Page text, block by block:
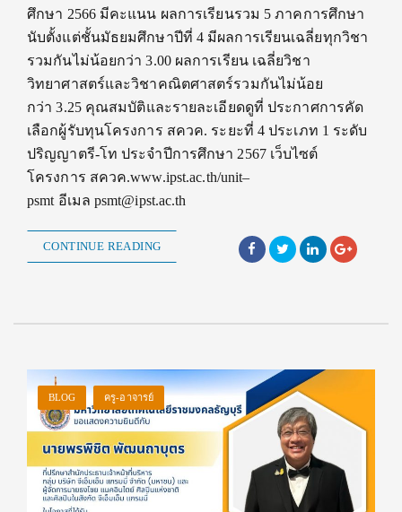
ศึกษา 2566 มีคะแนน ผลการเรียนรวม 5 ภาคการศึกษา
นับตั้งแต่ชั้นมัธยมศึกษาปีที่ 4 มีผลการเรียนเฉลี่ยทุกวิชา
รวมกันไม่น้อยกว่า 3.00 ผลการเรียน เฉลี่ยวิชา
วิทยาศาสตร์และวิชาคณิตศาสตร์รวมกันไม่น้อย
กว่า 3.25 คุณสมบัติและรายละเอียดดูที่ ประกาศการคัด
เลือกผู้รับทุนโครงการ สควค. ระยะที่ 4 ประเภท 1 ระดับ
ปริญญาตรี-โท ประจำปีการศึกษา 2567 เว็บไซต์
โครงการ สควค.www.ipst.ac.th/unit–
psmt อีเมล psmt@ipst.ac.th
CONTINUE READING
BLOG ครู-อาจารย์